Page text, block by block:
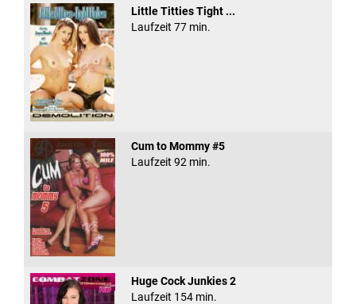
Little Titties Tight ...
Laufzeit 77 min.
Cum to Mommy #5
Laufzeit 92 min.
Huge Cock Junkies 2
Laufzeit 154 min.